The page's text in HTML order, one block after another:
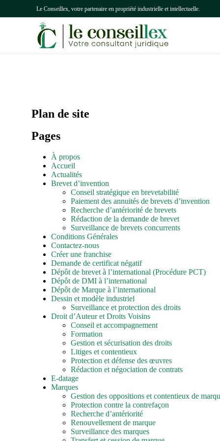
Le Conseillex, votre partenaire en propriété industrielle et intellectuelle.
Enregistrez votre marque et sécurisez vos
Dépôt de Marque à
l’international
Protégez votre marque à l'échelle mondiale
et sécurisez vos droits exclusifs.
Surveillance des marques
Protégez votre marque en continu contre les
imitations et les atteintes.
Recherche d’antériorité
Vérifiez la disponibilité de votre marque
avant le dépôt.
paiement d'annuités
Surveillance des
concurrents
Anticipez vos
Plan de site
Pages
À propos
Accueil
Actualités
Brevet d’invention
Conseil stratégique en brevetabilité
Paiement des annuités de brevets d’invention
Recherche d’antériorité de brevets
Rédaction de la demande de brevet
Surveillance de brevets concurrents
Conditions Générales
Contactez-nous
Créer une franchise
Demande de certificat négatif
Dépôt de brevet à l’international (Procédure PCT)
Dépôt de DMI à l’international
Dépôt de Marque à l’international
Dessin et modèle industriel
Surveillance et protection des droits
Droit d’Auteur et Droits Voisins
Conseil et accompagnement
Formation
Gestion et sécurisation des droits
Litiges et contentieux
Protection et défense des œuvres
Rédaction et négociation de contrats
E-datage
Marques
Gestion des oppositions et contentieux de
Protection contre la contrefaçon
Recherche d’antériorité
Renouvellement de marque
Surveillance des marques